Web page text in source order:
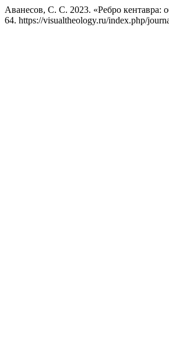
Аванесов, С. С. 2023. «Ребро кентавра:
64. https://visualtheology.ru/index.php/